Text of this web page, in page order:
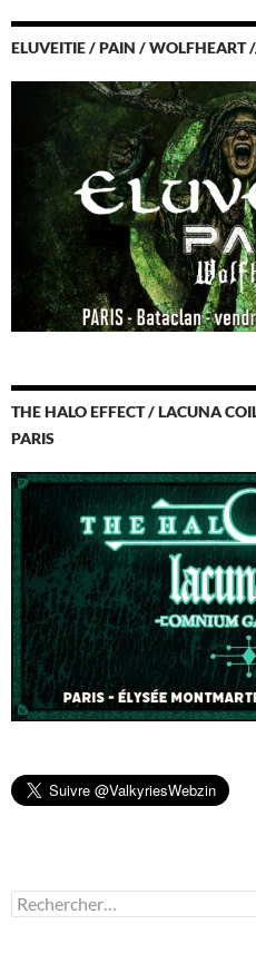
ELUVEITIE / PAIN / WOLFHEART
THE HALO EFFECT / LACUNA
PARIS
Rechercher :